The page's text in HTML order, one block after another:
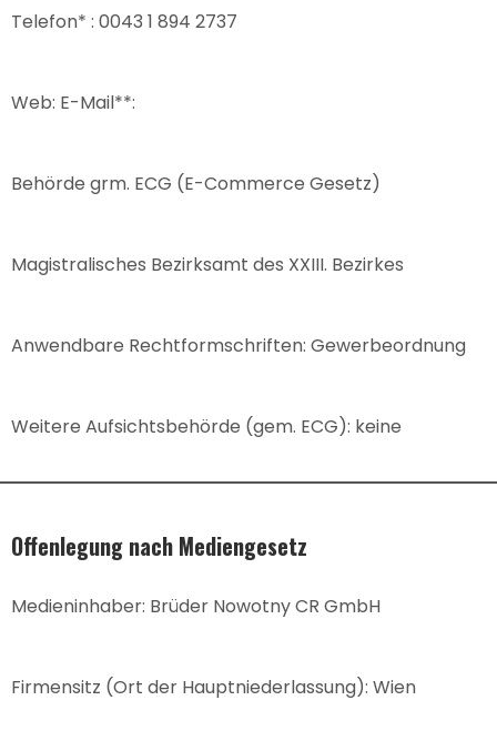
Telefon* : 0043 1 894 2737
Web: E-Mail**:
Behörde grm. ECG (E-Commerce Gesetz)
Magistralisches Bezirksamt des XXIII. Bezirkes
Anwendbare Rechtformschriften: Gewerbeordnung
Weitere Aufsichtsbehörde (gem. ECG): keine
Offenlegung nach Mediengesetz
Medieninhaber: Brüder Nowotny CR GmbH
Firmensitz (Ort der Hauptniederlassung): Wien